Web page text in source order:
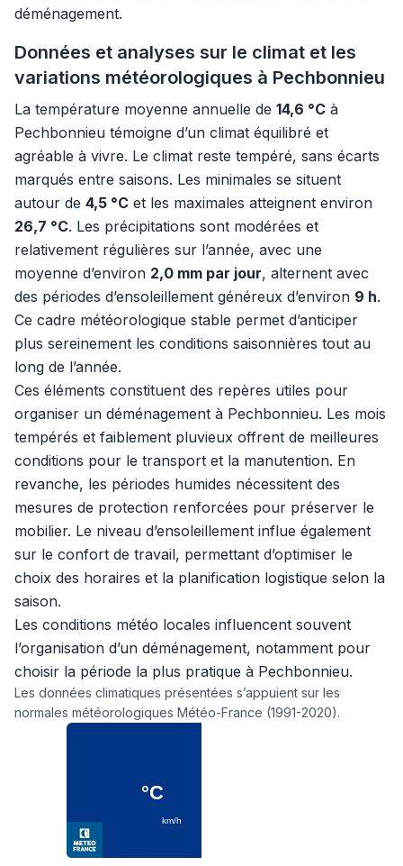
déménagement.
Données et analyses sur le climat et les
variations météorologiques à Pechbonnieu
La température moyenne annuelle de 14,6 °C à
Pechbonnieu témoigne d’un climat équilibré et
agréable à vivre. Le climat reste tempéré, sans écarts
marqués entre saisons. Les minimales se situent
autour de 4,5 °C et les maximales atteignent environ
26,7 °C. Les précipitations sont modérées et
relativement régulières sur l’année, avec une
moyenne d’environ 2,0 mm par jour, alternent avec
des périodes d’ensoleillement généreux d’environ 9 h.
Ce cadre météorologique stable permet d’anticiper
plus sereinement les conditions saisonnières tout au
long de l’année.
Ces éléments constituent des repères utiles pour
organiser un déménagement à Pechbonnieu. Les mois
tempérés et faiblement pluvieux offrent de meilleures
conditions pour le transport et la manutention. En
revanche, les périodes humides nécessitent des
mesures de protection renforcées pour préserver le
mobilier. Le niveau d’ensoleillement influe également
sur le confort de travail, permettant d’optimiser le
choix des horaires et la planification logistique selon la
saison.
Les conditions météo locales influencent souvent
l’organisation d’un déménagement, notamment pour
choisir la période la plus pratique à Pechbonnieu.
Les données climatiques présentées s’appuient sur les
normales météorologiques Météo-France (1991-2020).